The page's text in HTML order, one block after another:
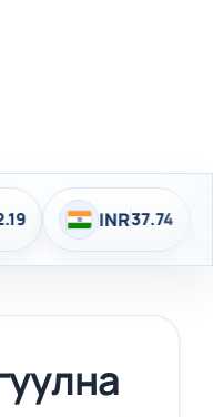
37.74 HKD458.14